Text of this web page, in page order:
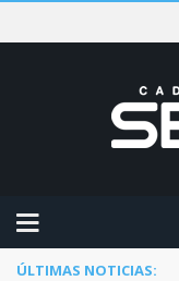
ÚLTIMAS NOTICIAS: